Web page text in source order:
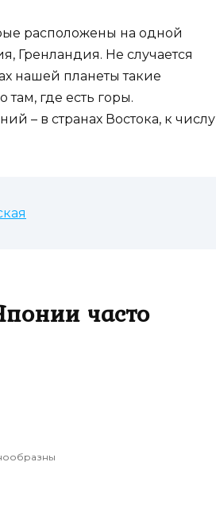
расположены на одной
Гренландия. Не случается
нашей планеты такие
где есть горы.
– в странах Востока, к числу
часто